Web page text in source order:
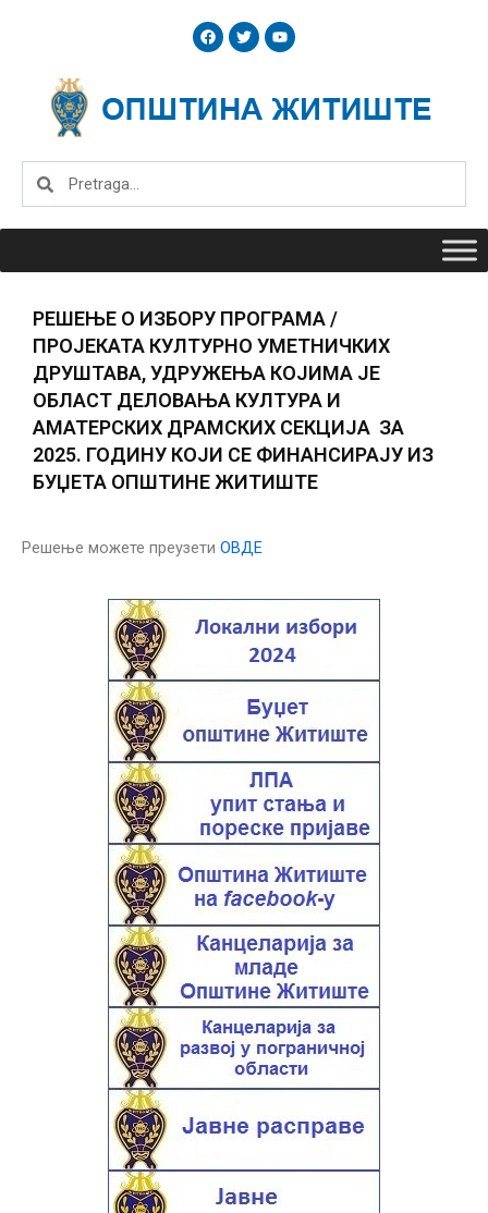
F
a
c
o
o
T
w
i
e
r
Y
o
u
b
e
Search
РЕШЕЊЕ О ИЗБОРУ ПРОГРАМА /
ПРОЈЕКАТА КУЛТУРНО УМЕТНИЧКИХ
ДРУШТАВА, УДРУЖЕЊА КОЈИМА ЈЕ
ОБЛАСТ ДЕЛОВАЊА КУЛТУРА И
АМАТЕРСКИХ ДРАМСКИХ СЕКЦИЈА ЗА
2025. ГОДИНУ КОЈИ СЕ ФИНАНСИРАЈУ ИЗ
БУЏЕТА ОПШТИНЕ ЖИТИШТЕ
Решење можете преузети ОВДЕ